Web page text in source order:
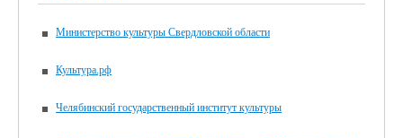
Министерство культуры Свердловской области
Культура.рф
Челябинский государственный институт культуры